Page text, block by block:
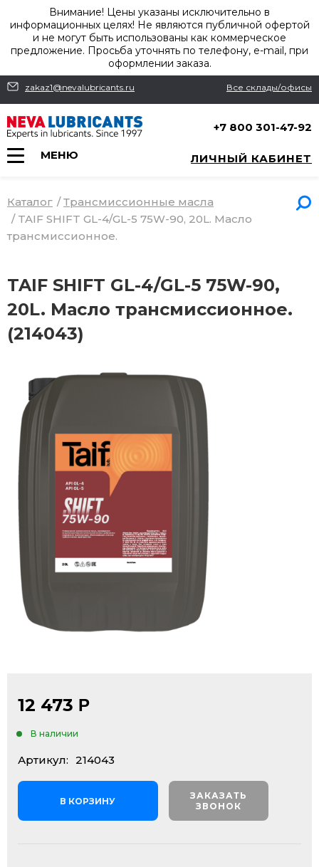
Внимание! Цены указаны исключительно в
информационных целях! Не являются публичной офертой
и не могут быть использованы как коммерческое
предложение. Просьба уточнять по телефону, e-mail, при
оформлении заказа.
zakaz1@nevalubricants.ru Все склады/офисы
+7 800 301-47-92
МЕНЮ ЛИЧНЫЙ КАБИНЕТ
Каталог / Трансмиссионные масла
/ TAIF SHIFT GL-4/GL-5 75W-90, 20L. Масло
трансмиссионное.
TAIF SHIFT GL-4/GL-5 75W-90,
20L. Масло трансмиссионное.
(214043)
12 473 Р
В наличии
Артикул: 214043
В КОРЗИНУ
ЗАКАЗАТЬ
ЗВОНОК